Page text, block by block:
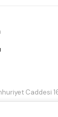
Caddesi